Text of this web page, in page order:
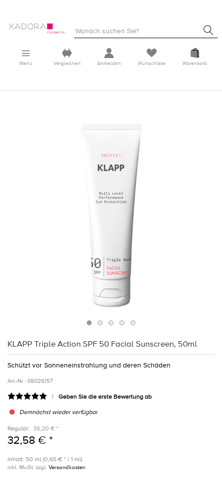
Menü Vergleichen Anmelden Wunschliste Warenkorb
KLAPP Triple Action SPF 50 Facial Sunscreen, 50ml
Schützt vor Sonneneinstrahlung und deren Schäden
Art.-Nr.: 08026157
Geben Sie die erste Bewertung ab
Demnächst wieder verfügbar
Regulär: 36,20 € *
32,58 € *
Inhalt: 50 ml (0,65 € * / 1 ml)
inkl. MwSt. zzgl. Versandkosten